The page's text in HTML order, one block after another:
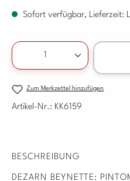
Sofort verfügbar, Lieferzeit:
Produkt Anzahl: Gib
Zum Merkzettel hinzufügen
Artikel-Nr.: KK6159
BESCHREIBUNG
DEZARN BEYNETTE: